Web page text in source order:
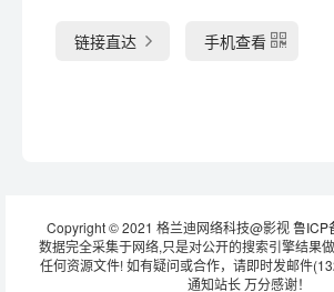
链接直达 手机查看
Copyright © 2021 格兰迪网络科技@影视鲁ICP
数据完全采集于网络,只是对公开的搜索引擎结果
任何资源文件! 如有疑问或合作，请即时发邮件
通知站长 万分感谢！